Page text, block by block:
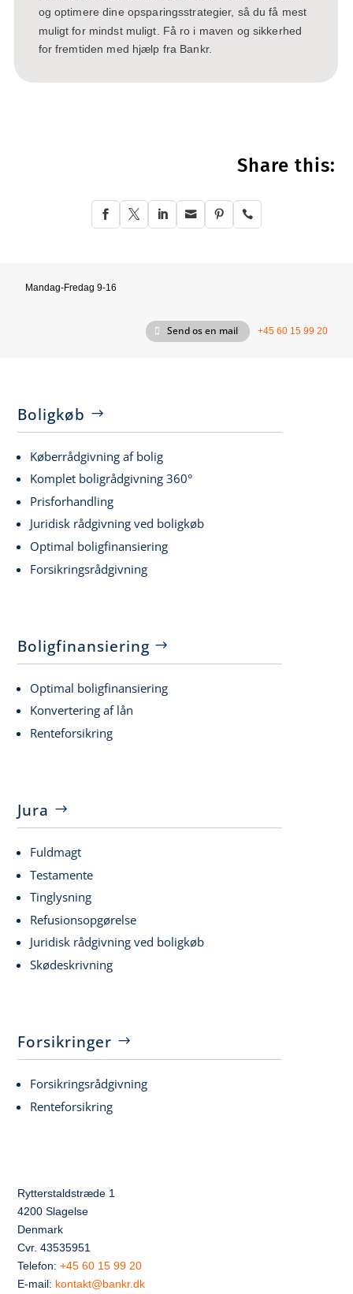
og optimere dine opsparingsstrategier, så du få mest
muligt for mindst muligt. Få ro i maven og sikkerhed
for fremtiden med hjælp fra Bankr.
Share this:
     
Mandag-Fredag 9-16
Send os en mail +45 60 15 99 20
Boligkøb
Køberrådgivning af bolig
Komplet boligrådgivning 360°
Prisforhandling
Juridisk rådgivning ved boligkøb
Optimal boligfinansiering
Forsikringsrådgivning
Boligfinansiering
Optimal boligfinansiering
Konvertering af lån
Renteforsikring
Jura
Fuldmagt
Testamente
Tinglysning
Refusionsopgørelse
Juridisk rådgivning ved boligkøb
Skødeskrivning
Forsikringer
Forsikringsrådgivning
Renteforsikring
Rytterstaldstræde 1
4200 Slagelse
Denmark
Cvr. 43535951
Telefon:+45 60 15 99 20
E-mail: kontakt@bankr.dk